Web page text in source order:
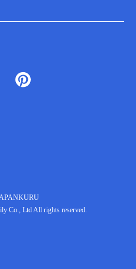
Co., Ltd All rights reserved.